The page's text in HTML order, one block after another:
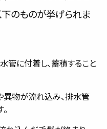
下のものが挙げられま
管に付着し、蓄積すること
異物が流れ込み、排水管